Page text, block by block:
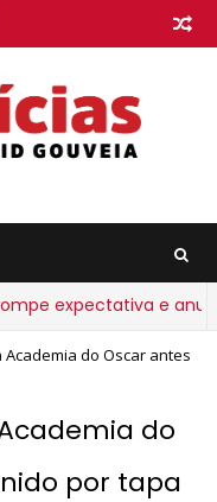
expectativa e anuncia
do Oscar antes
do
por tapa